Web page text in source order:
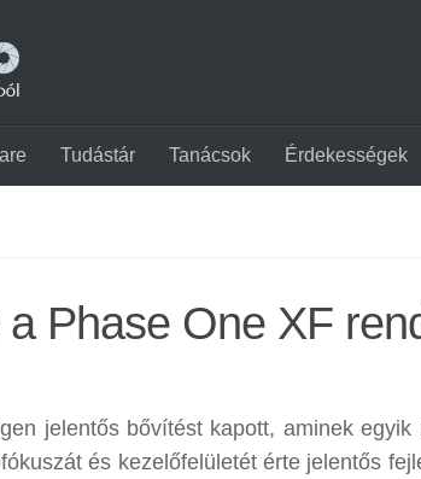
Tudástár Tanácsok Érdekességek
Phase One XF
jelentős bővítést kapott, aminek
és kezelőfelületét érte jelentős